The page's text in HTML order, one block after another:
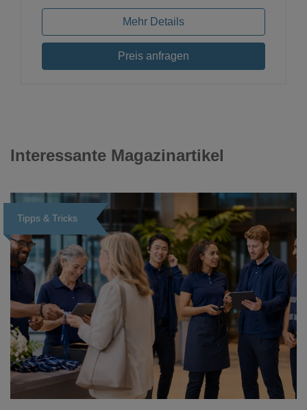
Mehr Details
Preis anfragen
Interessante Magazinartikel
Tipps & Tricks
Loading...